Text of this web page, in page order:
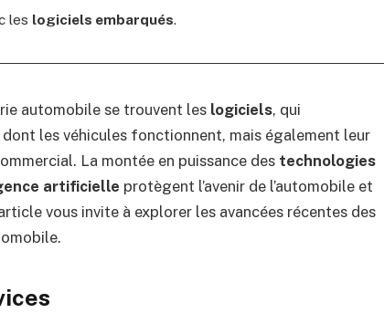
les logiciels embarqués.
automobile se trouvent les logiciels, qui
les véhicules fonctionnent, mais également leur
La montée en puissance des technologies
artificielle protègent l’avenir de l’automobile et
vous invite à explorer les avancées récentes des